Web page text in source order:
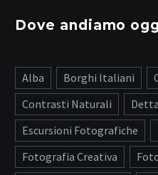
Dove andiamo
Alba Borghi Italiani
Contrasti Naturali
Escursioni Fotografiche
Fotografia Creativa